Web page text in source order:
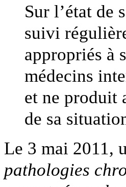
Sur l’état de
suivi
appropriés à
médecins
et ne produit
de sa
Le 3 mai 2011,
pathologies